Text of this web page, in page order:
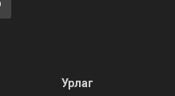
Урлаг